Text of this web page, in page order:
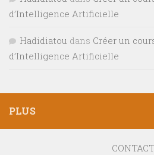
d’Intelligence Artificielle
Hadidiatou dans Créer un
d’Intelligence Artificielle
PLUS
CONTACT